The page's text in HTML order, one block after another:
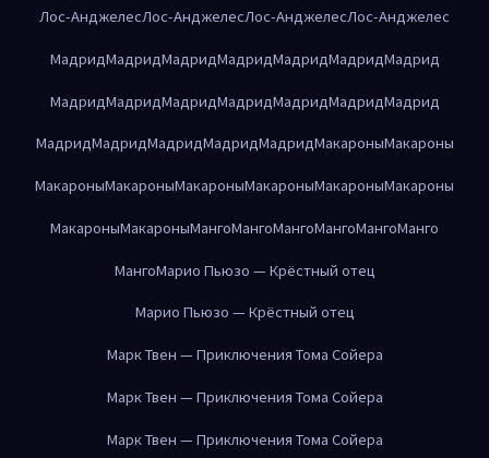
Лос-АнджелесЛос-АнджелесЛос-АнджелесЛос-Анджелес
МадридМадридМадридМадридМадридМадридМадрид
МадридМадридМадридМадридМадридМадридМадрид
МадридМадридМадридМадридМадридМакароныМакароны
МакароныМакароныМакароныМакароныМакароныМакароны
МакароныМакароныМангоМангоМангоМангоМангоМанго
МангоМарио Пьюзо — Крёстный отец
Марио Пьюзо — Крёстный отец
Марк Твен — Приключения Тома Сойера
Марк Твен — Приключения Тома Сойера
Марк Твен — Приключения Тома Сойера